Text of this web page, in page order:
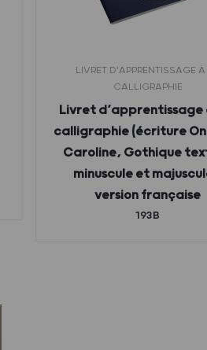
LIVRET D'APPRENTISSAGE
CALLIGRAPHIE
Livret d’apprentissage
calligraphie (écriture
Caroline, Gothique
minuscule et
version française
193B